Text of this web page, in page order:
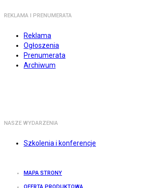
REKLAMA I PRENUMERATA
Reklama
Ogłoszenia
Prenumerata
Archiwum
NASZE WYDARZENIA
Szkolenia i konferencje
MAPA STRONY